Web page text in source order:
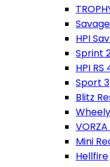
HPI
Sprint
HPI RS
Sport 3
Blitz
VORZA
Mini
Hellfire